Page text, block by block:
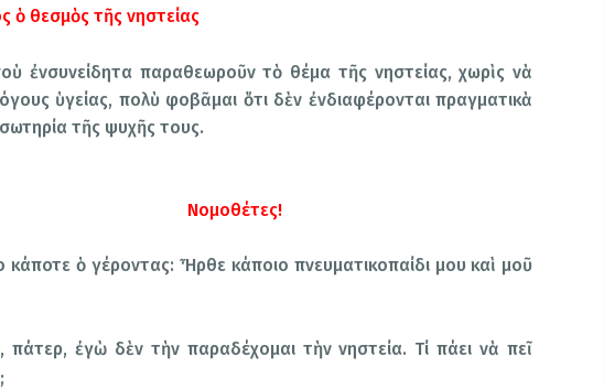
ὁ θεσμὸς τῆς νηστείας
ἐνσυνείδητα παραθεωροῦν τὸ θέμα τῆς νηστείας, χωρὶς νὰ
ὑγείας, πολὺ φοβᾶμαι ὅτι δὲν ἐνδιαφέρονται πραγματικὰ
τῆς ψυχῆς τους.
Νομοθέτες!
κάποτε ὁ γέροντας: Ἦρθε κάποιο πνευματικοπαίδι μου καὶ μοῦ
πάτερ, ἐγὼ δὲν τὴν παραδέχομαι τὴν νηστεία. Τί πάει νὰ πεῖ